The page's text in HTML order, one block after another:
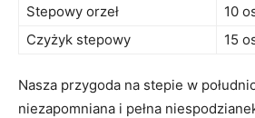
Stepowy orzeł
10
Czyżyk stepowy
15
Nasza przygoda na stepie w
niezapomniana i pełna